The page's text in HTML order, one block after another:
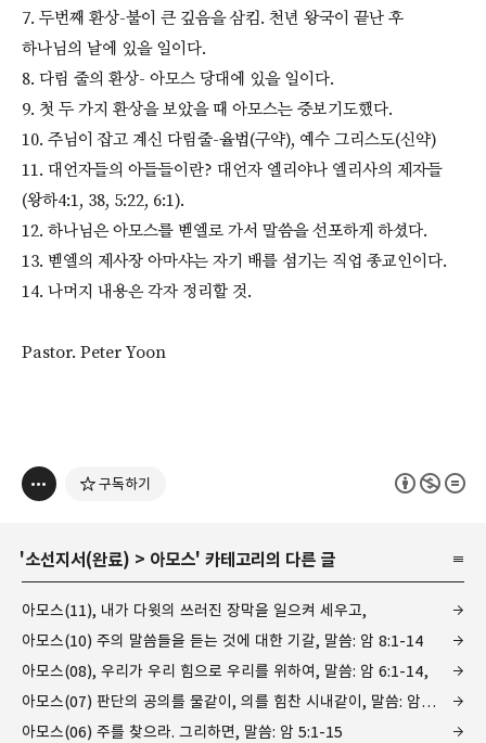
7. 두번째 환상-불이 큰 깊음을 삼킴. 천년 왕국이 끝난 후
하나님의 날에 있을 일이다.
8. 다림 줄의 환상- 아모스 당대에 있을 일이다.
9. 첫 두 가지 환상을 보았을 때 아모스는 중보기도했다.
10. 주님이 잡고 계신 다림줄-율법(구약), 예수 그리스도(신약)
11. 대언자들의 아들들이란? 대언자 엘리야나 엘리사의 제자들
(왕하4:1, 38, 5:22, 6:1).
12. 하나님은 아모스를 벧엘로 가서 말씀을 선포하게 하셨다.
13. 벧엘의 제사장 아마샤는 자기 배를 섬기는 직업 종교인이다.
14. 나머지 내용은 각자 정리할 것.
Pastor. Peter Yoon
구독하기
'소선지서(완료) > 아모스' 카테고리의 다른 글
아모스(11), 내가 다윗의 쓰러진 장막을 일으켜 세우고,
아모스(10) 주의 말씀들을 듣는 것에 대한 기갈, 말씀: 암 8:1-14
아모스(08), 우리가 우리 힘으로 우리를 위하여, 말씀: 암 6:1-14,
아모스(07) 판단의 공의를 물같이, 의를 힘찬 시내같이, 말씀: 암 5:16-27
아모스(06) 주를 찾으라. 그리하면, 말씀: 암 5:1-15